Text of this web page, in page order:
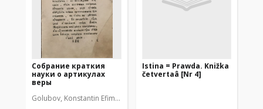
Собрание краткия
науки о артикулах
веры
Golubov, Konstantin Efimovič (1842-1889). Drukarz
Istina = Prawda. Knižka
četvertaâ [Nr 4]